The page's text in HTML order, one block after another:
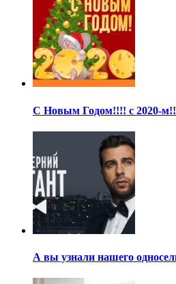
С Новым Годом!!!! с 2020-
А вы узнали нашего